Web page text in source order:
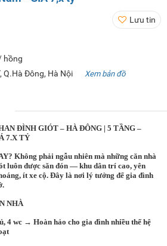
Lưu tin
hồng
Q.Hà Đông, Hà Nội Xem bản đồ
ĐÌNH GIÓT – HÀ ĐÔNG | 5 TẦNG –
7.X TỶ
Không phải ngẫu nhiên mà những căn nhà
luôn được săn đón — khu dân trí cao, yên
ít xe cộ. Đây là nơi lý tưởng để gia đình
NHÀ
4 wc → Hoàn hảo cho gia đình nhiều thế hệ